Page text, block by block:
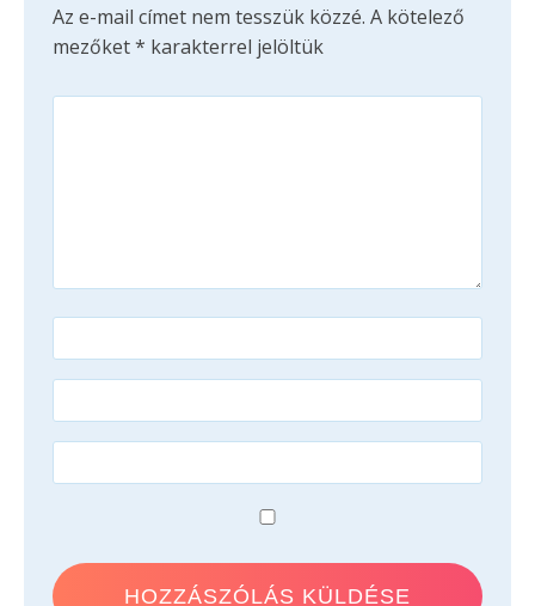
Az e-mail címet nem tesszük közzé. A kötelező
mezőket* karakterrel jelöltük